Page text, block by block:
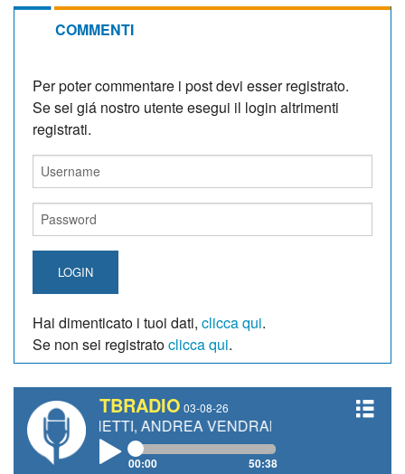
COMMENTI
Per poter commentare i post devi esser registrato.
Se sei giá nostro utente esegui il login altrimenti
registrati.
LOGIN
Hai dimenticato i tuoi dati, clicca qui.
Se non sei registratoclicca qui.
TBRADIO 03-08-26
ANDREA VENDRAME, FILIPPO FIORELLI
00:00 50:38